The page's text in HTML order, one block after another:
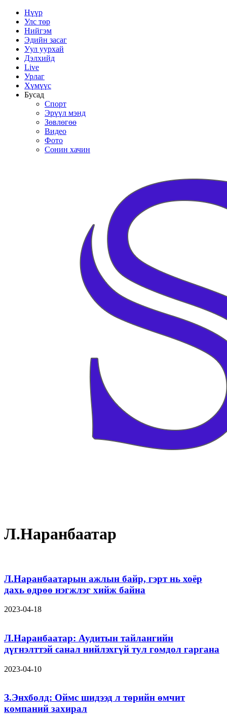
Нүүр
Улс төр
Нийгэм
Эдийн засаг
Уул уурхай
Дэлхийд
Live
Урлаг
Хүмүүс
Бусад
Спорт
Эрүүл мэнд
Зөвлөгөө
Видео
Фото
Сонин хачин
Л.Наранбаатар
Л.Наранбаатарын ажлын байр, гэрт нь хоёр
дахь өдрөө нэгжлэг хийж байна
2023-04-18
Л.Наранбаатар: Аудитын тайлангийн
дүгнэлттэй санал нийлэхгүй тул гомдол гаргана
2023-04-10
З.Энхболд: Оймс шидээд л төрийн өмчит
компаний захирал